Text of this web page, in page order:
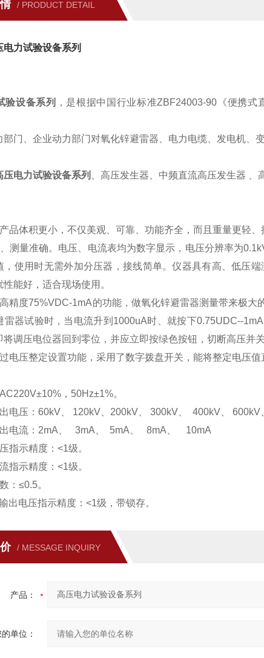
/ PRODUCT DETAIL
电力试验设备系列
验设备系列
，是根据中国行业标准ZBF24003-90《便携
部门、企业动力部门对氧化锌避雷器、电力电缆、发电机、
压电力试验设备系列 、高压发生器、中频直流高压发生器
品体积更小，不仅美观、可靠、功能齐全，而且重量更轻、
测量准确。电压、电流表均为数字显示，电压分辨率为
，使用时无需外加分压器，接线简单。仪器具有高、低压
能好，适合现场使用。
精度75%VDC-1mA的功能，做氧化锌避雷器测量带来极
雷器试验时，当电流升到1000uA时、就按下0.75UDC--
将调压电位器回到零位，并应立即按绿色按钮，切断高压并
电压整定设置功能，采用了数字拨盘开关，能将整定电压
，50Hz±1%。
电压：60kV、 120kV、200kV、 300kV、 400kV、 600kV
出电流：2mA、 3mA、 5mA、 8mA、 10mA
指示精度：<1级。
指示精度：<1级。
：≤0.5。
出电压指示精度：<1级，带锁存。
/ MESSAGE INQUIRY
产品：
单位：